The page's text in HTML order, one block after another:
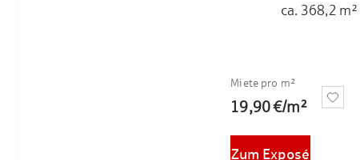
ca. 368,2 m²
Miete pro m²
19,90 €/m²
Zum Exposé